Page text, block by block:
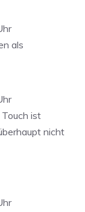
als
ist
nicht